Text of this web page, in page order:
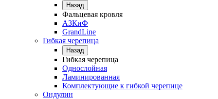
Назад
Фальцевая кровля
АЗКиФ
GrandLine
Гибкая черепица
Назад
Гибкая черепица
Однослойная
Ламинированная
Комплектующие к гибкой черепице
Ондулин